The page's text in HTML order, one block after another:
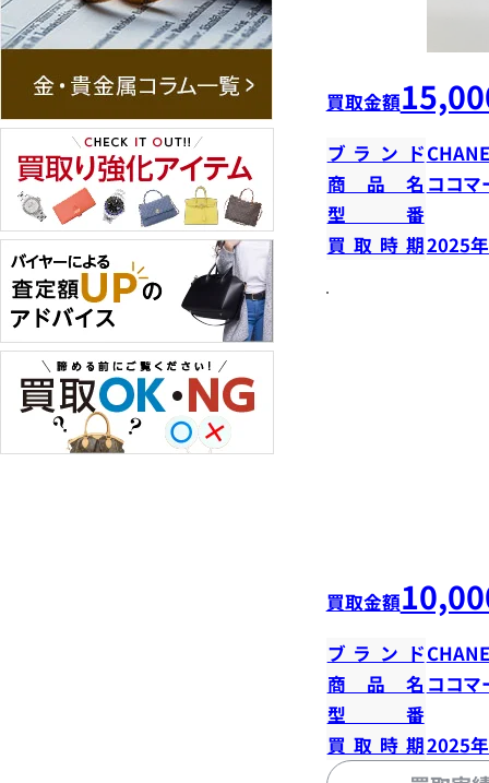
買取金額
ブランド
商品名 ココマ
型番
買取時期2025
買取金額
ブランド
商品名 ココマ
型番
買取時期2025